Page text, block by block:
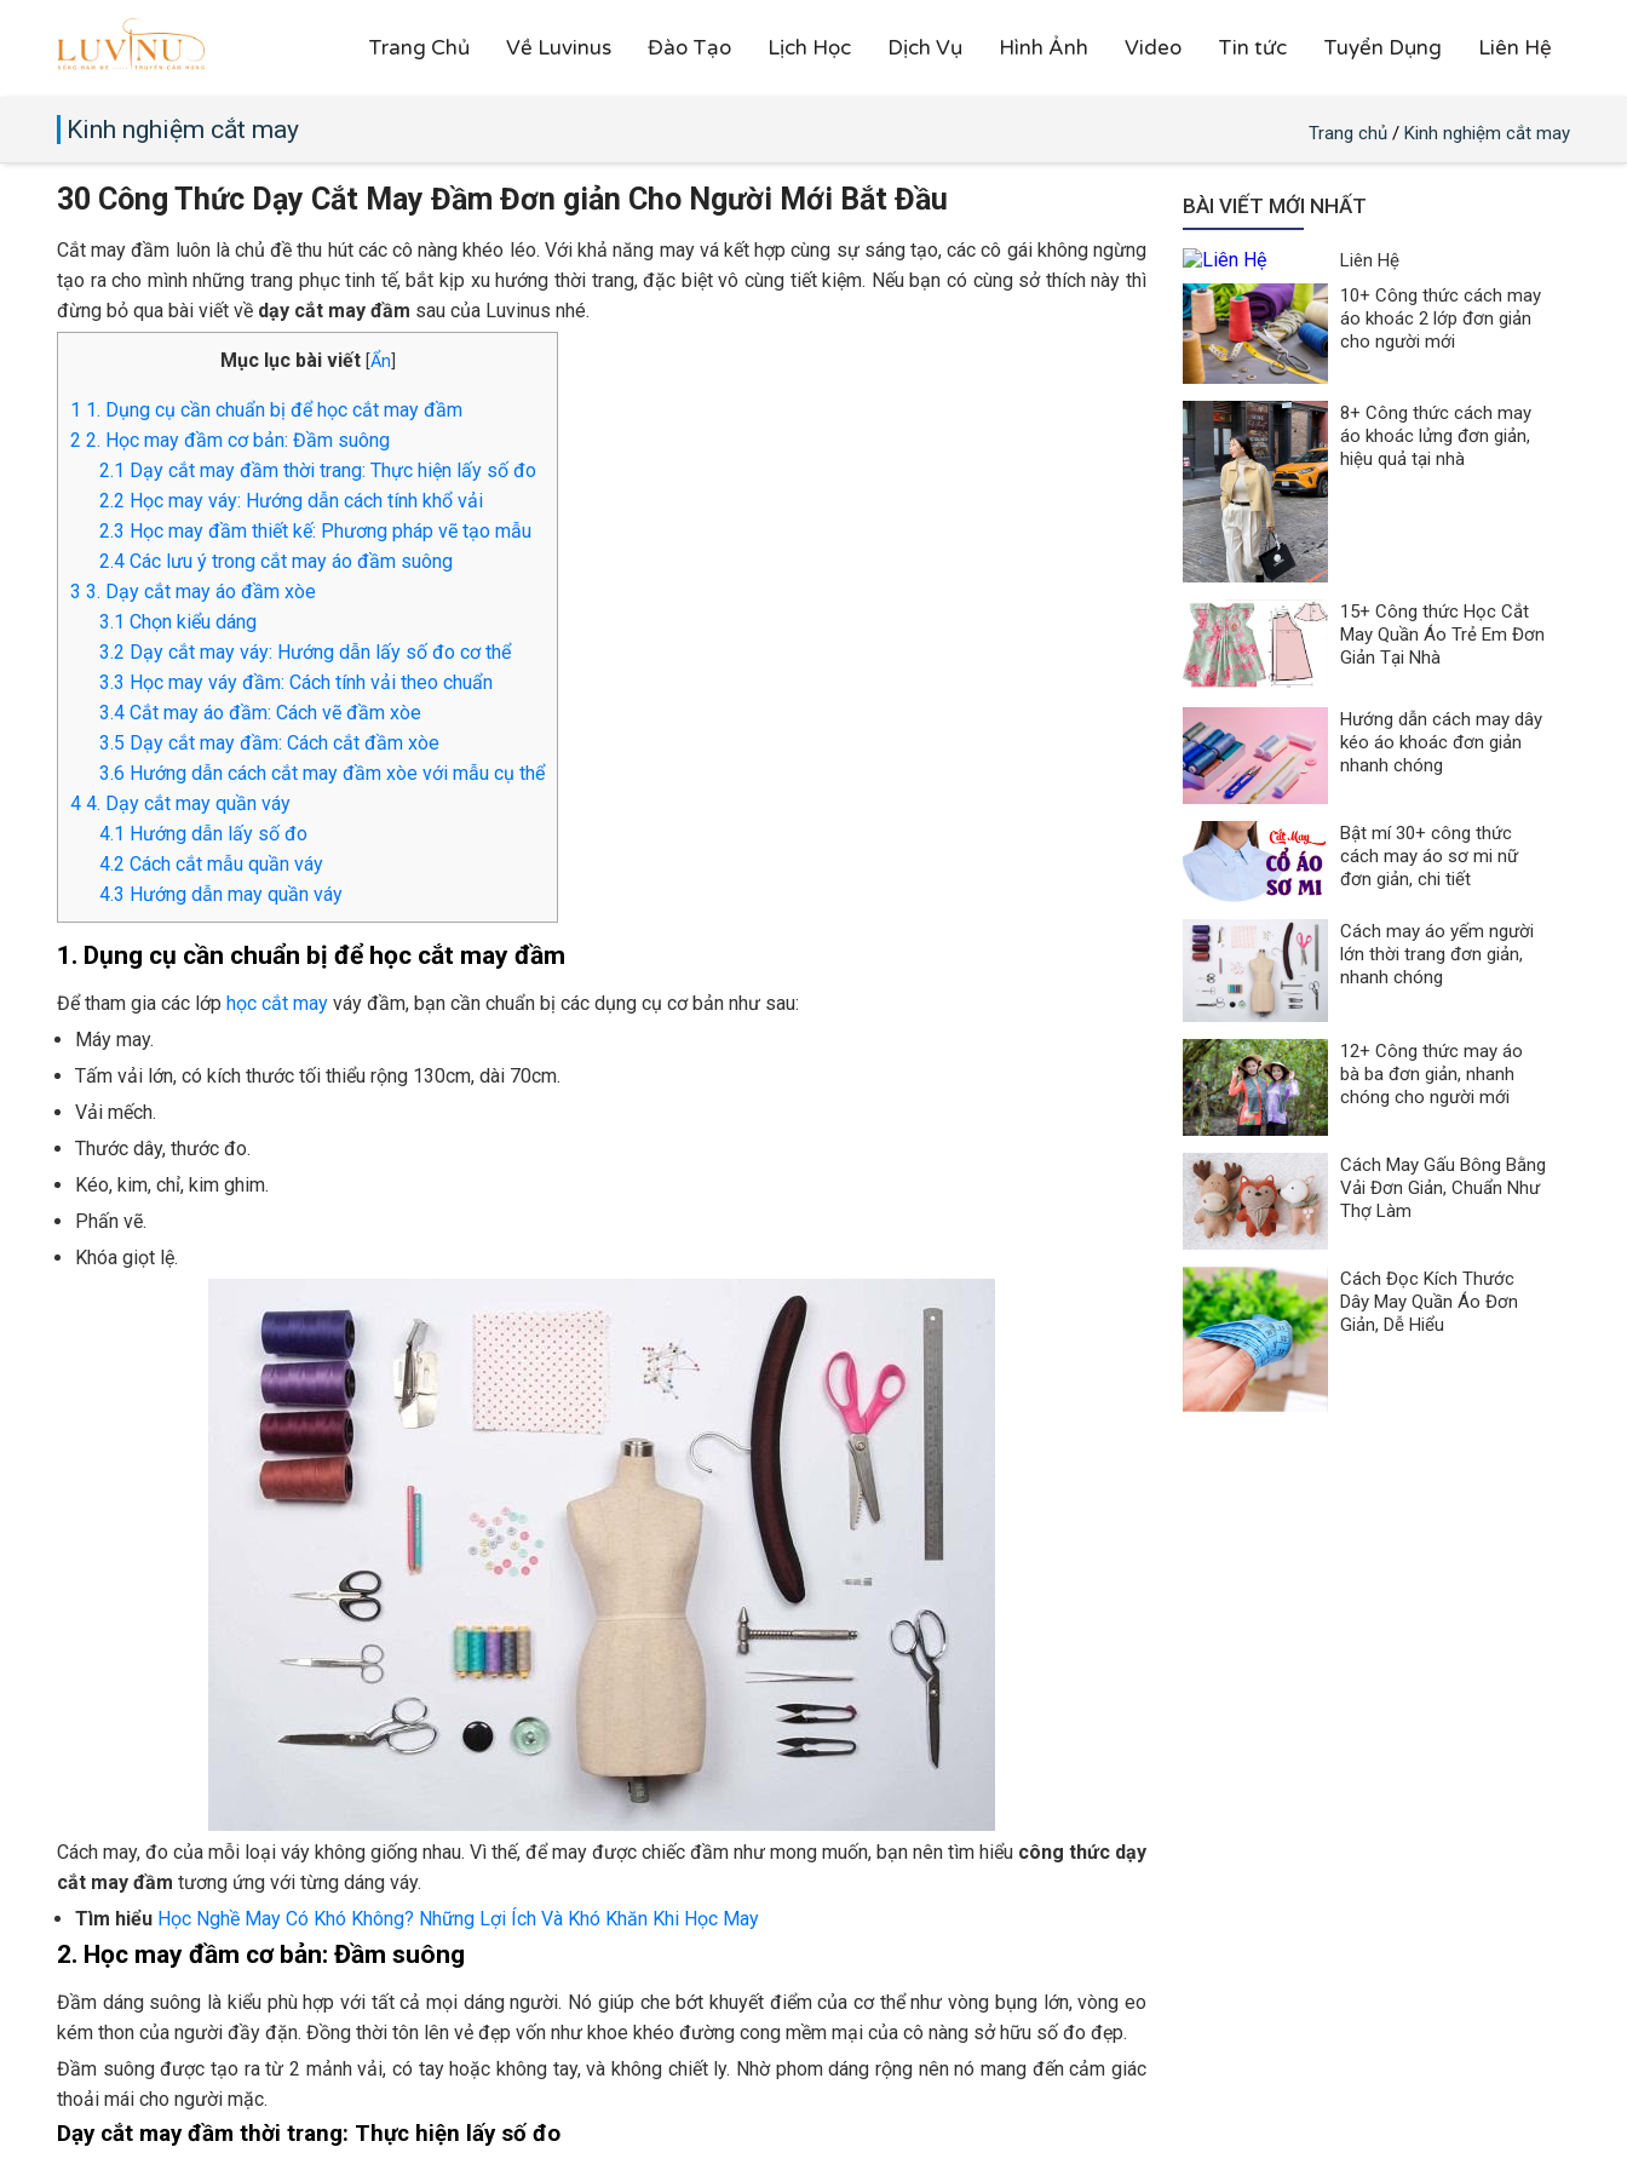
Trang Chủ Về Luvinus Đào Tạo Lịch Học Dịch Vụ Hình Ảnh Video Tin tức Tuyển Dụng Liên Hệ
Kinh nghiệm cắt may Trang chủ / Kinh nghiệm cắt may
30 Công Thức Dạy Cắt May Đầm Đơn giản Cho Người Mới Bắt Đầu
Cắt may đầm luôn là chủ đề thu hút các cô nàng khéo léo. Với khả năng may vá kết hợp cùng sự sáng tạo, các cô gái không ngừng
tạo ra cho mình những trang phục tinh tế, bắt kịp xu hướng thời trang, đặc biệt vô cùng tiết kiệm. Nếu bạn có cùng sở thích này thì
đừng bỏ qua bài viết về dạy cắt may đầm sau của Luvinus nhé.
Mục lục bài viết [Ẩn
1 1. Dụng cụ cần chuẩn bị để học cắt may đầm
2 2. Học may đầm cơ bản: Đầm suông
2.1 Dạy cắt may đầm thời trang: Thực hiện lấy số đo
2.2 Học may váy: Hướng dẫn cách tính khổ vải
2.3 Học may đầm thiết kế: Phương pháp vẽ tạo mẫu
2.4 Các lưu ý trong cắt may áo đầm suông
3 3. Dạy cắt may áo đầm xòe
3.1 Chọn kiểu dáng
3.2 Dạy cắt may váy: Hướng dẫn lấy số đo cơ thể
3.3 Học may váy đầm: Cách tính vải theo chuẩn
3.4 Cắt may áo đầm: Cách vẽ đầm xòe
3.5 Dạy cắt may đầm: Cách cắt đầm xòe
3.6 Hướng dẫn cách cắt may đầm xòe với mẫu cụ thể
4 4. Dạy cắt may quần váy
4.1 Hướng dẫn lấy số đo
4.2 Cách cắt mẫu quần váy
4.3 Hướng dẫn may quần váy
1. Dụng cụ cần chuẩn bị để học cắt may đầm
Để tham gia các lớp học cắt may váy đầm, bạn cần chuẩn bị các dụng cụ cơ bản như sau:
Máy may.
Tấm vải lớn, có kích thước tối thiểu rộng 130cm, dài 70cm.
Vải mếch.
Thước dây, thước đo.
Kéo, kim, chỉ, kim ghim.
Phấn vẽ.
Khóa giọt lệ.
Cách may, đo của mỗi loại váy không giống nhau. Vì thế, để may được chiếc đầm như mong muốn, bạn nên tìm hiểu công thức dạy
cắt may đầm tương ứng với từng dáng váy.
Tìm hiểu Học Nghề May Có Khó Không? Những Lợi Ích Và Khó Khăn Khi Học May
2. Học may đầm cơ bản: Đầm suông
Đầm dáng suông là kiểu phù hợp với tất cả mọi dáng người. Nó giúp che bớt khuyết điểm của cơ thể như vòng bụng lớn, vòng eo
kém thon của người đầy đặn. Đồng thời tôn lên vẻ đẹp vốn như khoe khéo đường cong mềm mại của cô nàng sở hữu số đo đẹp.
Đầm suông được tạo ra từ 2 mảnh vải, có tay hoặc không tay, và không chiết ly. Nhờ phom dáng rộng nên nó mang đến cảm giác
thoải mái cho người mặc.
Dạy cắt may đầm thời trang: Thực hiện lấy số đo
BÀI VIẾT MỚI NHẤT
Liên Hệ
10+ Công thức cách may
áo khoác 2 lớp đơn giản
cho người mới
8+ Công thức cách may
áo khoác lửng đơn giản,
hiệu quả tại nhà
15+ Công thức Học Cắt
May Quần Áo Trẻ Em Đơn
Giản Tại Nhà
Hướng dẫn cách may dây
kéo áo khoác đơn giản
nhanh chóng
Bật mí 30+ công thức
cách may áo sơ mi nữ
đơn giản, chi tiết
Cách may áo yếm người
lớn thời trang đơn giản,
nhanh chóng
12+ Công thức may áo
bà ba đơn giản, nhanh
chóng cho người mới
Cách May Gấu Bông Bằng
Vải Đơn Giản, Chuẩn Như
Thợ Làm
Cách Đọc Kích Thước
Dây May Quần Áo Đơn
Giản, Dễ Hiểu